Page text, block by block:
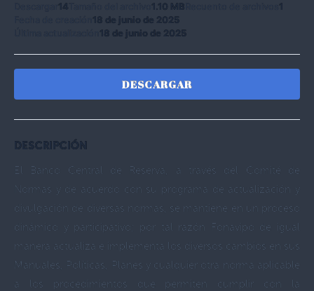
14 1.10 MB
1
18 de junio de 2025
18 de junio de 2025
DESCARGAR
DESCRIPCIÓN
El Banco Central de Reserva, a través del Comité de
Normas y de acuerdo con su programa de actualización y
divulgación de diversas normas, se mantiene en un proceso
dinámico y participativo; por tal razón Fonavipo de igual
manera actualiza e implementa los diversos cambios en sus
Manuales, Políticas, Planes y cualquier otra norma aplicable
a los procedimientos que permiten cumplir con la